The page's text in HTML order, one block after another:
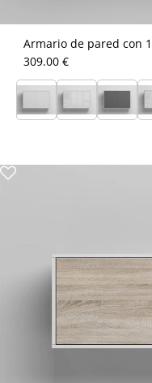
Armario de pared con
309.00 €